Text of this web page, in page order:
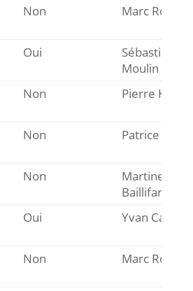
Non Marc Rosset
Oui
Sébastien
Moulin
Non Pierre Kohler
Non Patrice
Non
Martine
Baillifard
Oui Yvan Carron
Non Marc Rosset